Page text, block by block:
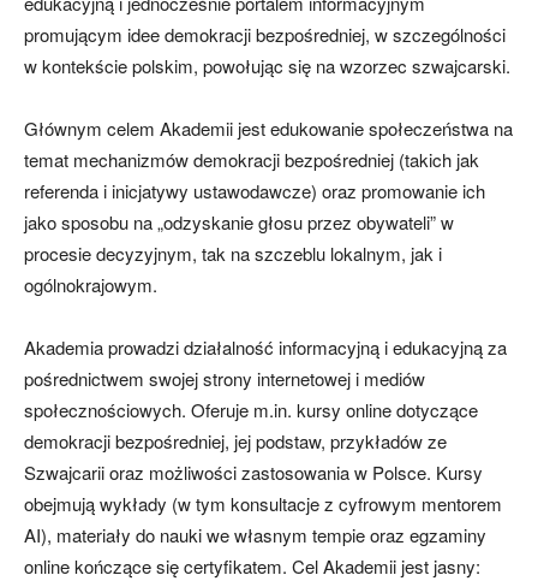
promującym idee demokracji bezpośredniej, w szczególności
w kontekście polskim, powołując się na wzorzec szwajcarski.
Głównym celem Akademii jest edukowanie społeczeństwa na
temat mechanizmów demokracji bezpośredniej (takich jak
referenda i inicjatywy ustawodawcze) oraz promowanie ich
jako sposobu na „odzyskanie głosu przez obywateli” w
procesie decyzyjnym, tak na szczeblu lokalnym, jak i
ogólnokrajowym.
Akademia prowadzi działalność informacyjną i edukacyjną za
pośrednictwem swojej strony internetowej i mediów
społecznościowych. Oferuje m.in. kursy online dotyczące
demokracji bezpośredniej, jej podstaw, przykładów ze
Szwajcarii oraz możliwości zastosowania w Polsce. Kursy
obejmują wykłady (w tym konsultacje z cyfrowym mentorem
AI), materiały do nauki we własnym tempie oraz egzaminy
online kończące się certyfikatem. Cel Akademii jest jasny: